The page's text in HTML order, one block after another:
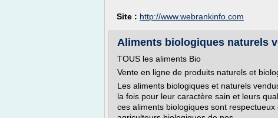
Site : http://www.webrankinfo.com
Aliments biologiques naturels
TOUS les aliments Bio
Vente en ligne de produits naturels et
Les aliments biologiques et naturels
la fois pour leur caractère sain et leurs
ces aliments biologiques sont